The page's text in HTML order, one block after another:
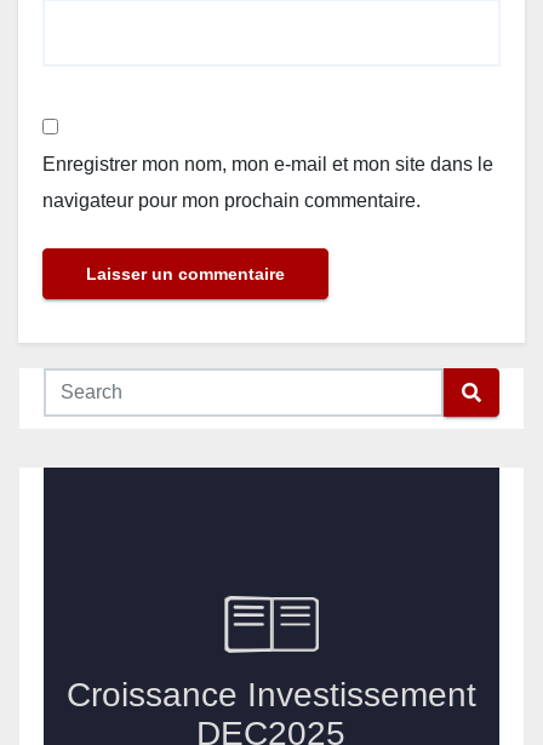
Enregistrer mon nom, mon e-mail et mon site dans le
navigateur pour mon prochain commentaire.